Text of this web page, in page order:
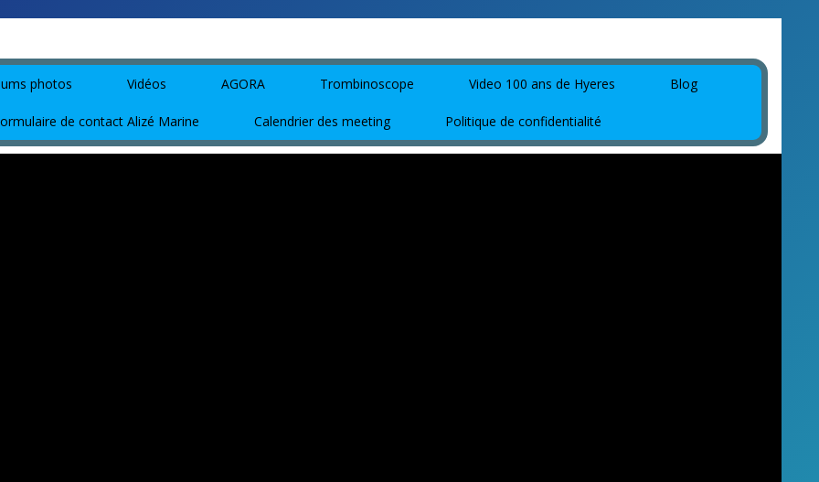
photos Vidéos AGORA Trombinoscope Video 100 ans de Hyeres Blog
de contact Alizé Marine Calendrier des meeting Politique de confidentialité